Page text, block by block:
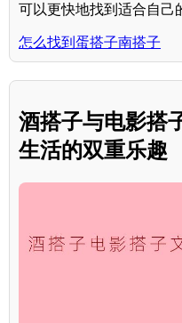
可以更快地找到适合自己
怎么找到蛋搭子南搭子
酒搭子与电影搭
生活的双重乐趣